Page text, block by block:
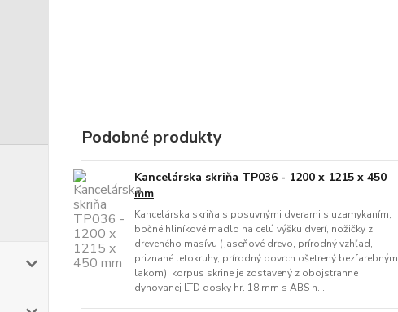
Podobné produkty
Kancelárska skriňa TP036 - 1200 x 1215 x 450
mm
Kancelárska skriňa s posuvnými dverami s uzamykaním,
bočné hliníkové madlo na celú výšku dverí, nožičky z
dreveného masívu (jaseňové drevo, prírodný vzhľad,
priznané letokruhy, prírodný povrch ošetrený bezfarebným
lakom), korpus skrine je zostavený z obojstranne
dyhovanej LTD dosky hr. 18 mm s ABS h...